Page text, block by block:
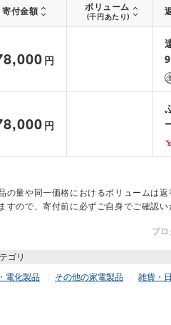
寄付金額 ボリューム
(千円あたり)
円
円
の量や同一価格におけるボリュームは
すので、寄付前に必ずご自身でご確認い
プ
ゴリ
電化製品
その他の家電製品 雑貨・